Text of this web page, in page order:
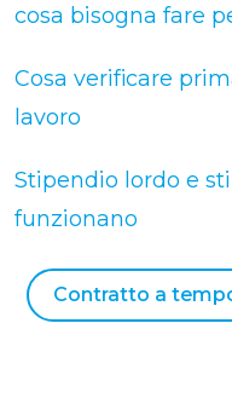
cosa bisogna fare
Cosa verificare
lavoro
Stipendio lordo e
funzionano
Contratto a